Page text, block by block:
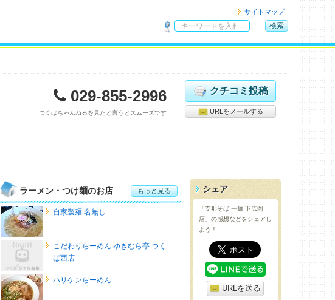
サイトマップ
内
索
検索
029-855-2996
つくばちゃんねるを見たと言うとスムーズです
クチコミ投稿
URLをメールする
ラーメン・つけ麺のお店 もっと見る
自家製麺 名無し
こだわりらーめん ゆきむら亭 つく
ば西店
ハリケンらーめん
シェア
「支那そば 一麺 下広岡
店」の感想などをシェアし
よう！
URLを送る